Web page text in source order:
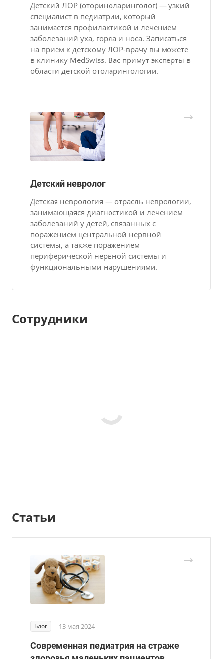
Детский ЛОР (оториноларинголог) — узкий
специалист в педиатрии, который
занимается профилактикой и лечением
заболеваний уха, горла и носа. Записаться
на прием к детскому ЛОР-врачу вы можете
в клинику MedSwiss. Вас примут эксперты в
области детской отоларингологии.
Детский невролог
Детская неврология — отрасль неврологии,
занимающаяся диагностикой и лечением
заболеваний у детей, связанных с
поражением центральной нервной
системы, а также поражением
периферической нервной системы и
функциональными нарушениями.
Сотрудники
Статьи
Блог 13 мая 2024
Современная педиатрия на страже